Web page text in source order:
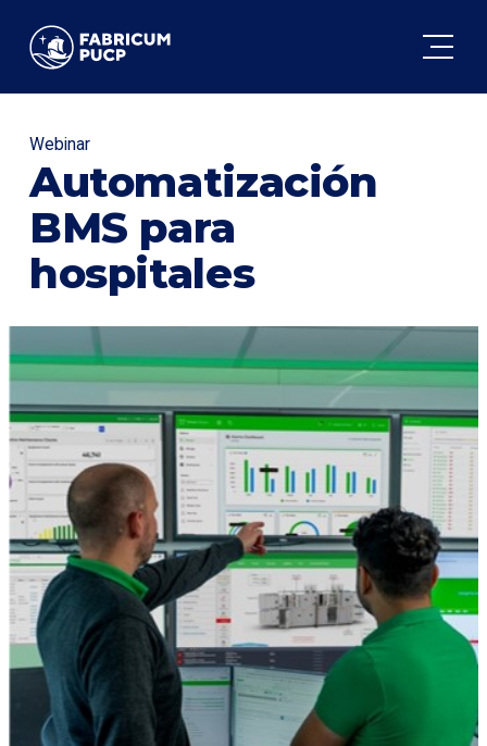
FABRICUM
Webinar
Automatización
BMS para
hospitales